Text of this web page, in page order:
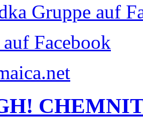
Gruppe auf
Facebook